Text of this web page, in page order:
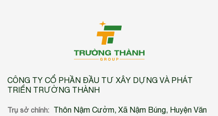
CÔNG TY CỔ PHẦN ĐẦU TƯ XÂY DỰNG VÀ PHÁT
TRIỂN TRƯỜNG THÀNH
Trụ sở chính:
Thôn Nậm Cưởm, Xã Nậm Búng, Huyện Văn